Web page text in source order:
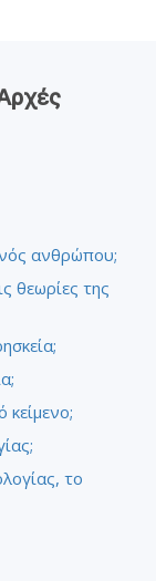
ανθρώπου;
θεωρίες της
κείμενο;
το